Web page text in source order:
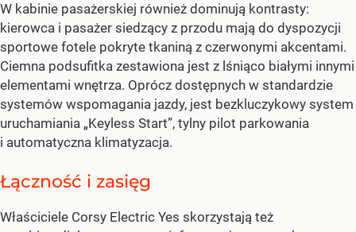
W kabinie pasażerskiej również dominują kontrasty:
kierowca i pasażer siedzący z przodu mają do dyspozycji
sportowe fotele pokryte tkaniną z czerwonymi akcentami.
Ciemna podsufitka zestawiona jest z lśniąco białymi innymi
elementami wnętrza. Oprócz dostępnych w standardzie
systemów wspomagania jazdy, jest bezkluczykowy system
uruchamiania „Keyless Start”, tylny pilot parkowania
i automatyczna klimatyzacja.
Łączność i zasięg
Właściciele Corsy Electric Yes skorzystają też